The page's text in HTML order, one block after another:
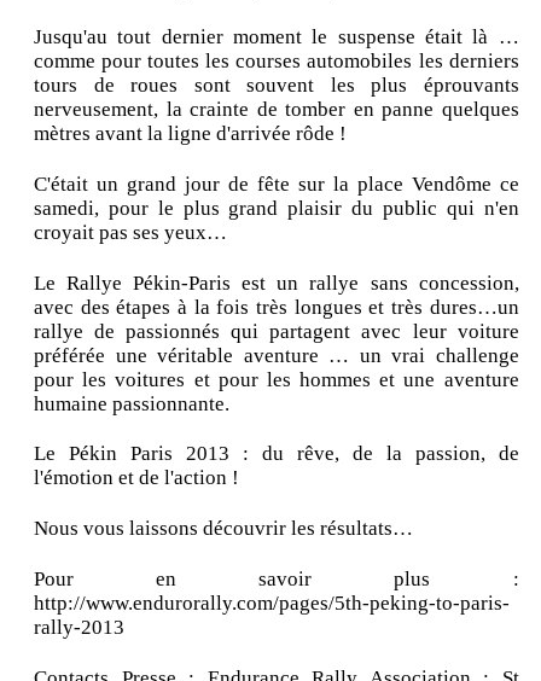
Jusqu'au tout dernier moment le suspense était là …
comme pour toutes les courses automobiles les derniers
tours de roues sont souvent les plus éprouvants
nerveusement, la crainte de tomber en panne quelques
mètres avant la ligne d'arrivée rôde !
C'était un grand jour de fête sur la place Vendôme ce
samedi, pour le plus grand plaisir du public qui n'en
croyait pas ses yeux…
Le Rallye Pékin-Paris est un rallye sans concession,
avec des étapes à la fois très longues et très dures…un
rallye de passionnés qui partagent avec leur voiture
préférée une véritable aventure … un vrai challenge
pour les voitures et pour les hommes et une aventure
humaine passionnante.
Le Pékin Paris 2013 : du rêve, de la passion, de
l'émotion et de l'action !
Nous vous laissons découvrir les résultats…
Pour en savoir plus :
http://www.endurorally.com/pages/5th-peking-to-paris-
rally-2013